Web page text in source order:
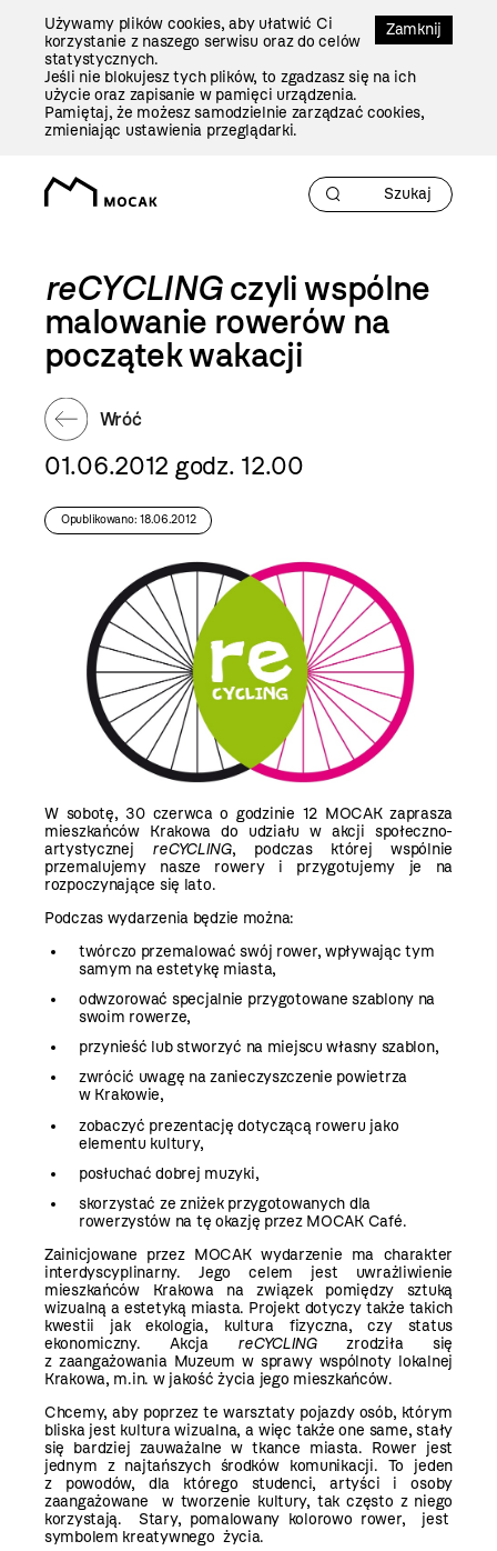
Zamknij
Używamy plików cookies, aby ułatwić Ci
korzystanie z naszego serwisu oraz do celów
statystycznych.
Jeśli nie blokujesz tych plików, to zgadzasz się na ich
użycie oraz zapisanie w pamięci urządzenia.
Pamiętaj, że możesz samodzielnie zarządzać cookies,
zmieniając ustawienia przeglądarki.
reCYCLINGczyli wspólne
malowanie rowerów na
początek wakacji
Wróć
01.06.2012 godz. 12.00
Opublikowano: 18.06.2012
W sobotę, 30 czerwca o godzinie 12 MOCAK zaprasza
mieszkańców Krakowa do udziału w akcji społeczno-
artystycznej reCYCLING, podczas której wspólnie
przemalujemy nasze rowery i przygotujemy je na
rozpoczynające się lato.
Podczas wydarzenia będzie można:
twórczo przemalować swój rower, wpływając tym
samym na estetykę miasta,
odwzorować specjalnie przygotowane szablony na
swoim rowerze,
przynieść lub stworzyć na miejscu własny szablon,
zwrócić uwagę na zanieczyszczenie powietrza
w Krakowie,
zobaczyć prezentację dotyczącą roweru jako
elementu kultury,
posłuchać dobrej muzyki,
skorzystać ze zniżek przygotowanych dla
rowerzystów na tę okazję przez MOCAK Café.
Zainicjowane przez MOCAK wydarzenie ma charakter
interdyscyplinarny. Jego celem jest uwrażliwienie
mieszkańców Krakowa na związek pomiędzy sztuką
wizualną a estetyką miasta. Projekt dotyczy także takich
kwestii jak ekologia, kultura fizyczna, czy status
ekonomiczny. Akcja reCYCLINGzrodziła się
z zaangażowania Muzeum w sprawy wspólnoty lokalnej
Krakowa, m.in. w jakość życia jego mieszkańców.
Chcemy, aby poprzez te warsztaty pojazdy osób, którym
bliska jest kultura wizualna, a więc także one same, stały
się bardziej zauważalne w tkance miasta. Rower jest
jednym z najtańszych środków komunikacji. To jeden
z powodów, dla którego studenci, artyści i osoby
zaangażowane w tworzenie kultury, tak często z niego
korzystają. Stary, pomalowany kolorowo rower, jest
symbolem kreatywnego życia.